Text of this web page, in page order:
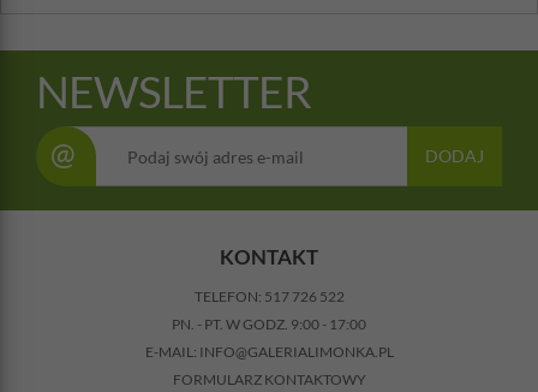
NEWSLETTER
@ DODAJ
KONTAKT
TELEFON: 517 726 522
PN. - PT. W GODZ. 9:00 - 17:00
E-MAIL: INFO@GALERIALIMONKA.PL
FORMULARZ KONTAKTOWY